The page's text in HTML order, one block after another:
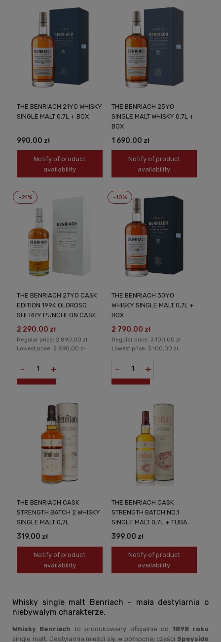
THE BENRIACH 21YO WHISKY
SINGLE MALT 0,7L + BOX
990,00 zł
Notify of product
availability
THE BENRIACH 25YO
SINGLE MALT WHISKY 0,7L +
BOX
1 690,00 zł
Notify of product
availability
THE BENRIACH 27YO CASK
EDITION 1994 OLOROSO
SHERRY PUNCHEON CASK
NO.2059 SINGLE MALT 0,7L
2 290,00 zł
Regular price: 2 890,00 zł
Lowest price: 2 890,00 zł
- +
-21%
THE BENRIACH 30YO
WHISKY SINGLE MALT 0,7L +
BOX
2 790,00 zł
Regular price: 3 100,00 zł
Lowest price: 3 100,00 zł
- +
-10%
THE BENRIACH CASK
STRENGTH BATCH 2 WHISKY
SINGLE MALT 0,7L
319,00 zł
Notify of product
availability
THE BENRIACH CASK
STRENGTH BATCH NO.1
SINGLE MALT 0,7L + TUBA
399,00 zł
Notify of product
availability
Whisky single malt Benriach – mała destylarnia o
niebywałym charakterze.
Whisky Benriach to produkowany oficjalnie od 1898 roku
single malt. Destylarnia mieści się w północnej części Speyside